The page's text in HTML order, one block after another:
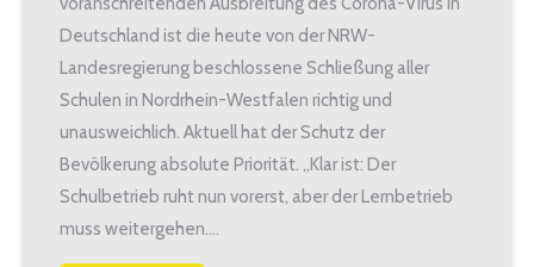
Deutschland ist die heute von der NRW-
Landesregierung beschlossene Schließung aller
Schulen in Nordrhein-Westfalen richtig und
unausweichlich. Aktuell hat der Schutz der
Bevölkerung absolute Priorität. „Klar ist: Der
Schulbetrieb ruht nun vorerst, aber der Lernbetrieb
muss weitergehen.…